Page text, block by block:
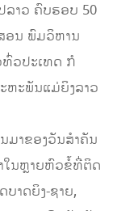
ລາວ ຄົບຮອບ 50
ອນ ພົມວິຫານ
ທົ່ວປະເທດ ກໍ
ຫະພັນແມ່ຍິງລາວ
ມາຂອງວັນສໍາຄັນ
ໃນຫຼາຍຫົວຂໍ້ທີ່ຕິດ
າດຍິງ-ຊາຍ,